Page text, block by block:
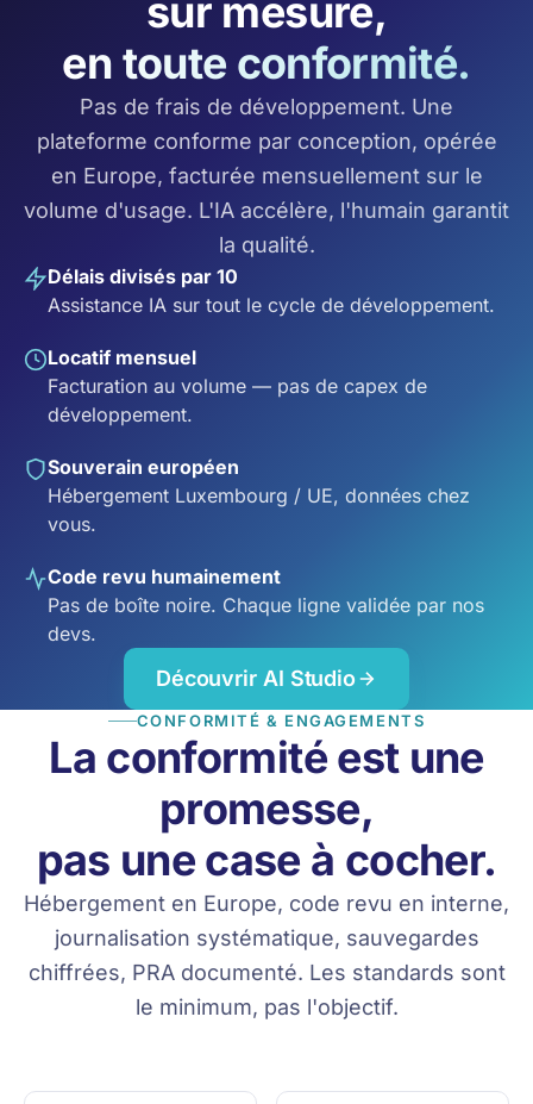
sur mesure,
en toute conformité.
Pas de frais de développement. Une
plateforme conforme par conception, opérée
en Europe, facturée mensuellement sur le
volume d'usage. L'IA accélère, l'humain garantit
la qualité.
Délais divisés par 10
Assistance IA sur tout le cycle de développement.
Locatif mensuel
Facturation au volume — pas de capex de
développement.
Souverain européen
Hébergement Luxembourg / UE, données chez
vous.
Code revu humainement
Pas de boîte noire. Chaque ligne validée par nos
devs.
Découvrir AI Studio
CONFORMITÉ & ENGAGEMENTS
La conformité est une
promesse,
pas une case à cocher.
Hébergement en Europe, code revu en interne,
journalisation systématique, sauvegardes
chiffrées, PRA documenté. Les standards sont
le minimum, pas l'objectif.